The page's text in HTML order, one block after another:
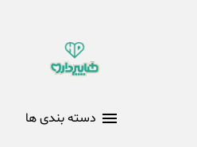
دسته بندی ها